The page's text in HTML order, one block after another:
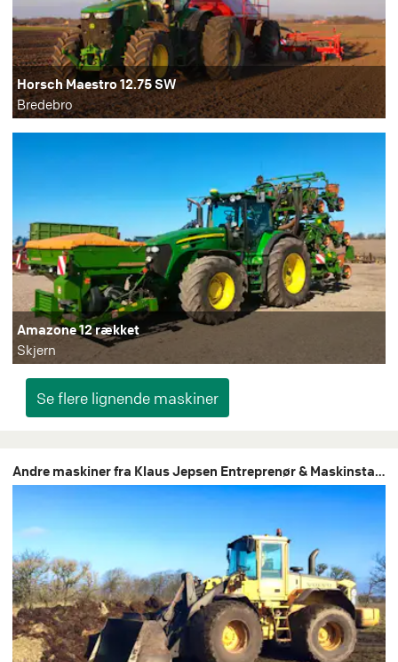
Horsch Maestro 12.75 SW
Bredebro
Amazone 12 rækket
Skjern
Andre maskiner fra Klaus Jepsen Entreprenør & Maskinstation